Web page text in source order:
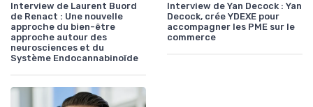
Interview de Laurent Buord
de Renact : Une nouvelle
approche du bien-être
approche autour des
neurosciences et du
Système Endocannabinoïde
Interview de Yan Decock : Yan
Decock, crée YDEXE pour
accompagner les PME sur le
commerce